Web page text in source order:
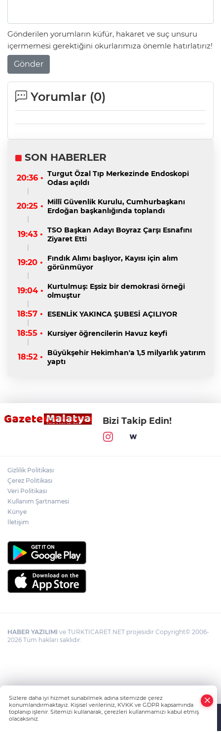
Gönderilen yorumların küfür, hakaret ve suç unsuru
içermemesi gerektiğini okurlarımıza önemle hatırlatırız!
Gönder
Yorumlar (0)
SON HABERLER
20:36 • Turgut Özal Tıp Merkezinde Endoskopi
Odası açıldı
20:25 • Millî Güvenlik Kurulu, Cumhurbaşkanı
Erdoğan başkanlığında toplandı
19:43 • TSO Başkan Adayı Boyraz Çarşı Esnafını
Ziyaret Etti
19:20 •
Fındık Alımı başlıyor, Kayısı için alım
görünmüyor
19:04 • Kurtulmuş: Eşsiz bir demokrasi örneği
olmuştur
18:57 • ESENLİK YAKINCA ŞUBESİ AÇILIYOR
18:55 • Kursiyer öğrencilerin Havuz keyfi
18:52 •
Büyükşehir Hekimhan'a 1,5 milyarlık yatırım
yaptı
Bizi Takip Edin!
Gizlilik Politikası
Çerez Politikası
Veri Politikası
Kullanım Şartnamesi
Künye
İletişim
HABER YAZILIMI ve TURKTICARET.NET projesidir Copyright© 2006-
2026 Tüm hakları saklıdır.
Sizlere daha iyi hizmet sunabilmek adına sitemizde çerez
konumlandırmaktayız. Kişisel verileriniz, KVKK ve GDPR kapsamında
toplanıp işlenir. Sitemizi kullanarak, çerezleri kullanmamızı kabul etmiş
olacaksınız.